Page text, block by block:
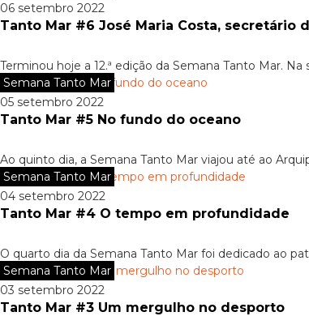
06 setembro 2022
Tanto Mar #6 José Maria Costa, secretário
Terminou hoje a 12.ª edição da Semana Tanto Mar.
Semana Tanto Mar
05 setembro 2022
Tanto Mar #5 No fundo do oceano
Ao quinto dia, a Semana Tanto Mar viajou até ao
Semana Tanto Mar
04 setembro 2022
Tanto Mar #4 O tempo em profundidade
O quarto dia da Semana Tanto Mar foi dedicado ao
Semana Tanto Mar
03 setembro 2022
Tanto Mar #3 Um mergulho no desporto